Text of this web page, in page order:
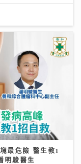
最危險 醫生教1
明駿醫生